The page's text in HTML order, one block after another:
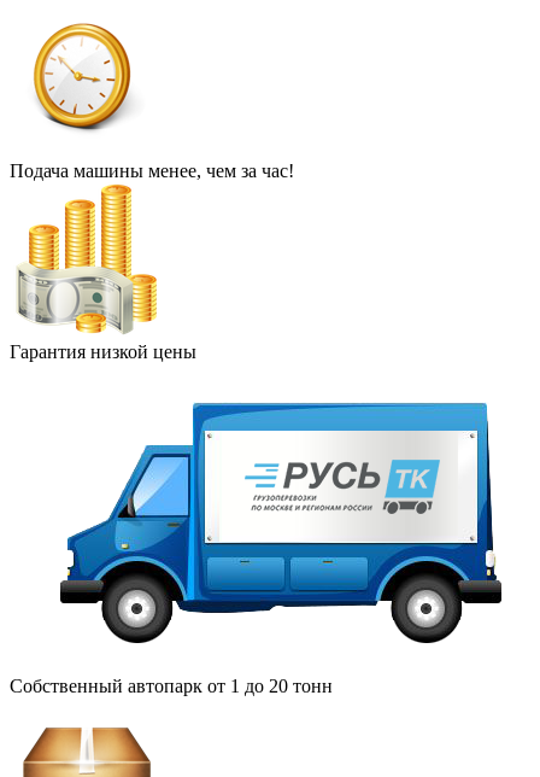
Подача машины менее, чем за час!
Гарантия низкой цены
Собственный автопарк от 1 до 20 тонн